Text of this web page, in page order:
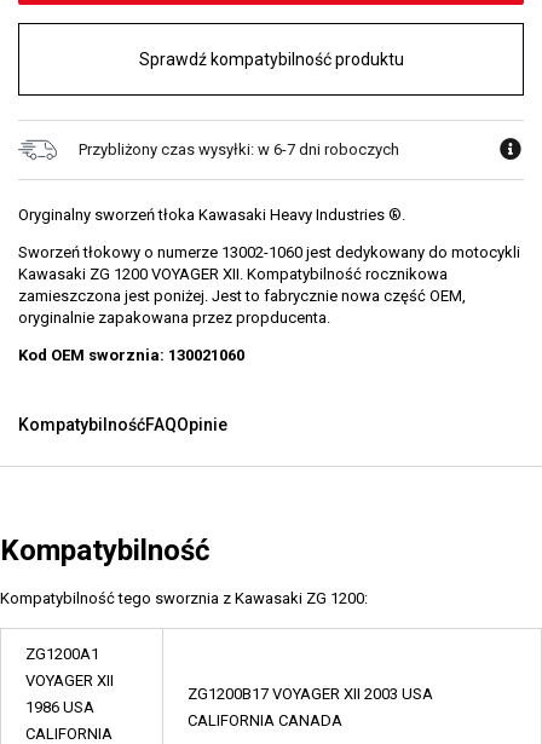
Sprawdź kompatybilność produktu
Przybliżony czas wysyłki: w 6-7 dni roboczych
Oryginalny sworzeń tłoka Kawasaki Heavy Industries ®.
Sworzeń tłokowy o numerze 13002-1060 jest dedykowany do motocykli
Kawasaki ZG 1200 VOYAGER XII. Kompatybilność rocznikowa
zamieszczona jest poniżej. Jest to fabrycznie nowa część OEM,
oryginalnie zapakowana przez propducenta.
Kod OEM sworznia: 130021060
KompatybilnośćFAQOpinie
Kompatybilność
Kompatybilność tego sworznia z Kawasaki ZG 1200:
ZG1200A1
VOYAGER XII
1986 USA
CALIFORNIA
ZG1200B17 VOYAGER XII 2003 USA
CALIFORNIA CANADA